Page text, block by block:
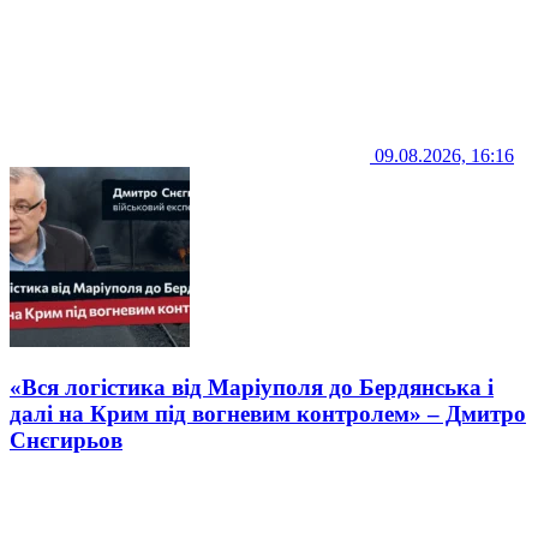
09.08.2026, 16:16
«Вся логістика від Маріуполя до Бердянська і
далі на Крим під вогневим контролем» – Дмитро
Снєгирьов